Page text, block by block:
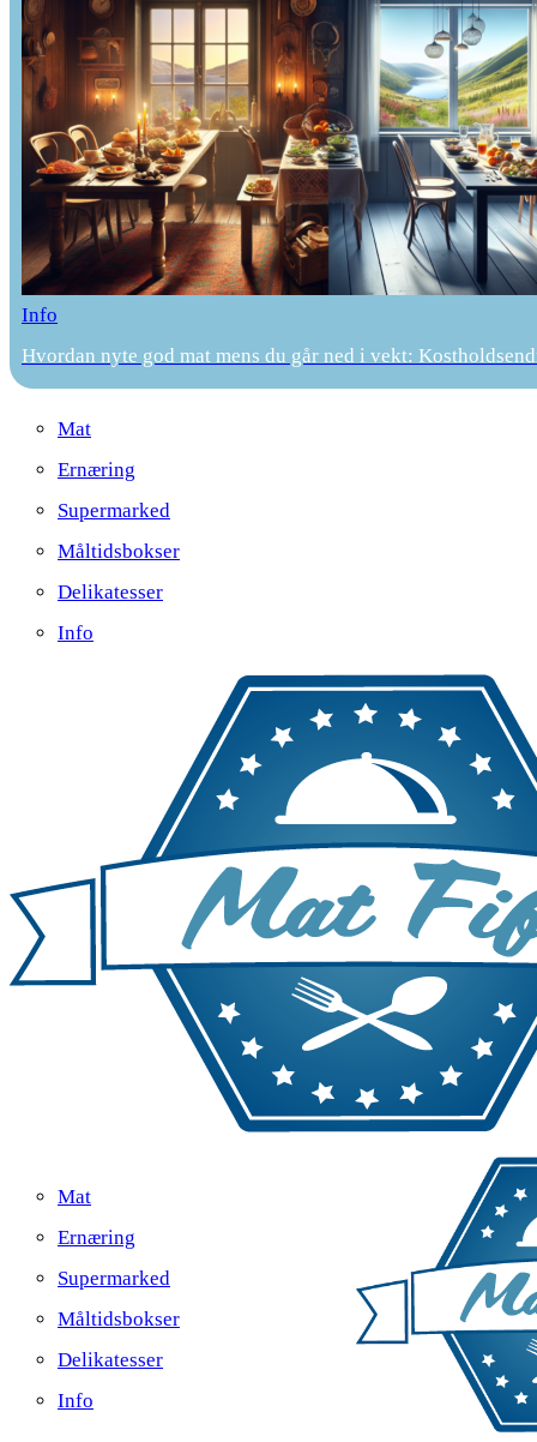
Info
Hvordan nyte god mat mens du går ned i vekt:
Mat
Ernæring
Supermarked
Måltidsbokser
Delikatesser
Info
Mat
Ernæring
Supermarked
Måltidsbokser
Delikatesser
Info